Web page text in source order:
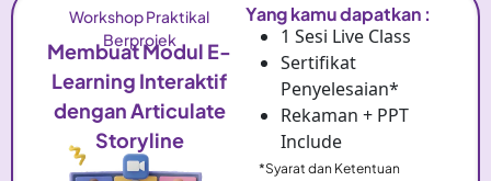
Workshop Praktikal
Berprojek
Membuat Modul E-
Learning Interaktif
dengan Articulate
Storyline
Yang kamu dapatkan :
1 Sesi Live Class
Sertifikat
Penyelesaian*
Rekaman + PPT
Include
*Syarat dan Ketentuan